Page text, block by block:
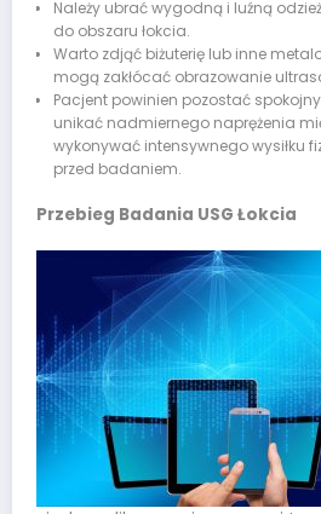
Należy ubrać wygodną i luźną
do obszaru łokcia.
Warto zdjąć biżuterię lub inne
mogą zakłócać obrazowanie
Pacjent powinien pozostać
unikać nadmiernego naprężenia
wykonywać intensywnego wysiłku
przed badaniem.
Przebieg Badania USG Łokcia